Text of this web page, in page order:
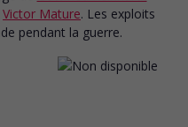
Victor Mature. Les exploits
pendant la guerre.